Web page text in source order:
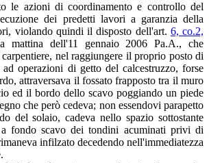
le azioni di coordinamento e controllo del
dei predetti lavori a garanzia della
violando quindi il disposto dell'art. 6, co.2,
mattina dell'11 gennaio 2006 Pa.A., che
nel raggiungere il proprio posto di
operazioni di getto del calcestruzzo, forse
attraversava il fossato frapposto tra il muro
ed il bordo dello scavo poggiando un piede
che però cedeva; non essendovi parapetto
del solaio, cadeva nello spazio sottostante
fondo scavo dei tondini acuminati privi di
infilzato decedendo nell'immediatezza